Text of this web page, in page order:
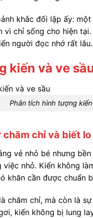
khắc đối lập ấy:
chỉ sống cho hiện
người đọc nhớ rất lâu.
kiến và ve
Phân tích hình tượng
chỉ và biết lo
vẻ nhỏ bé nhưng
việc nhỏ. Kiến không
khăn cần được chuẩn
chăm chỉ, mà còn là
kiến không bị lung